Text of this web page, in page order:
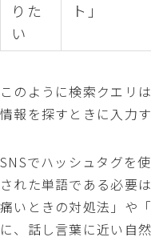
りた
い
ト」
このように検索クエリ
情報を探すときに入力
SNSでハッシュタグを
された単語である必要
痛いときの対処法」や
に、話し言葉に近い自